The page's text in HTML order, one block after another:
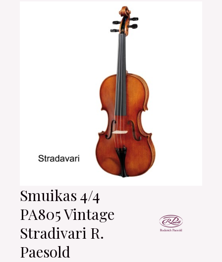
Smuikas 4/4
PA805 Vintage
Stradivari R.
Paesold